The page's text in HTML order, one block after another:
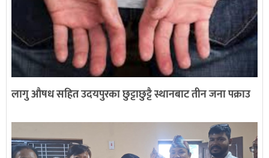
लागु औषध सहित उदयपुरका छुट्टाछुट्टै स्थानबाट तीन जना पक्राउ